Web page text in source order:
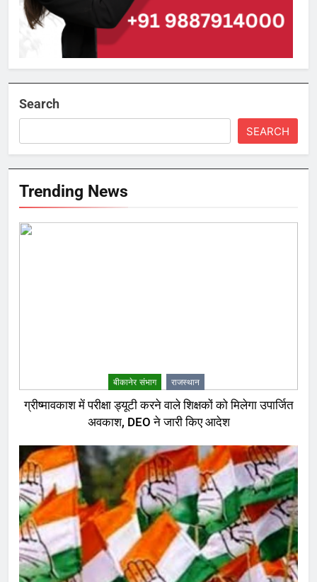
Search
SEARCH
Trending News
बीकानेर संभाग राजस्थान
ग्रीष्मावकाश में परीक्षा ड्यूटी करने वाले शिक्षकों को मिलेगा उपार्जित
अवकाश, DEO ने जारी किए आदेश